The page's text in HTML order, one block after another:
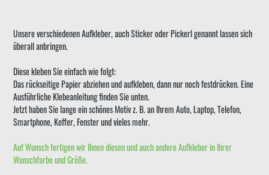
Unsere verschiedenen Aufkleber, auch Sticker oder Pickerl genannt lassen sich
überall anbringen.
Diese kleben Sie einfach wie folgt:
Das rückseitige Papier abziehen und aufkleben, dann nur noch festdrücken. Eine
Ausführliche Klebeanleitung finden Sie unten.
Jetzt haben Sie lange ein schönes Motiv z. B. an Ihrem Auto, Laptop, Telefon,
Smartphone, Koffer, Fenster und vieles mehr.
Auf Wunsch fertigen wir Ihnen diesen und auch andere Aufkleber in Ihrer
Wunschfarbe und Größe.